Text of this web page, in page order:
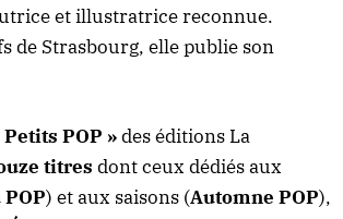
et illustratrice reconnue.
de Strasbourg, elle publie son
Petits POP »des éditions La
titres dont ceux dédiés aux
) et aux saisons (Automne POP),